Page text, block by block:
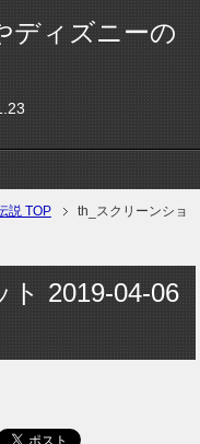
ディズニーの
説 TOP
th_スクリーンショ
2019-04-06